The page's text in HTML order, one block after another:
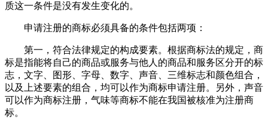
质这一条件是没有发生变化的。
申请注册的商标必须具备的条件包括两项：
第一，符合法律规定的构成要素。根据商标法的规定，商
标是指能将自己的商品或服务与他人的商品和服务区分开的标
志，文字、图形、字母、数字、声音、三维标志和颜色组合，
以及上述要素的组合，均可以作为商标申请注册。另外，声音
可以作为商标注册，气味等商标不能在我国被核准为注册商
标。